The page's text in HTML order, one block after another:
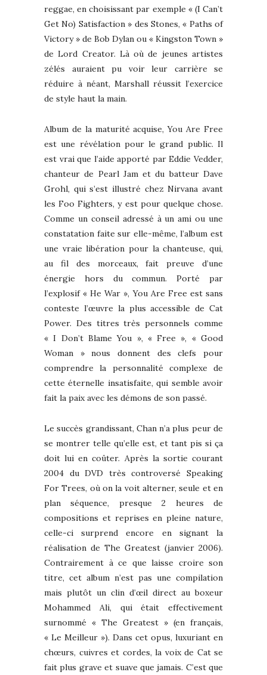
reggae, en choisissant par exemple « (I Can’t
Get No) Satisfaction » des Stones, « Paths of
Victory » de Bob Dylan ou « Kingston Town »
de Lord Creator. Là où de jeunes artistes
zélés auraient pu voir leur carrière se
réduire à néant, Marshall réussit l’exercice
de style haut la main.
Album de la maturité acquise, You Are Free
est une révélation pour le grand public. Il
est vrai que l’aide apporté par Eddie Vedder,
chanteur de Pearl Jam et du batteur Dave
Grohl, qui s’est illustré chez Nirvana avant
les Foo Fighters, y est pour quelque chose.
Comme un conseil adressé à un ami ou une
constatation faite sur elle-même, l’album est
une vraie libération pour la chanteuse, qui,
au fil des morceaux, fait preuve d’une
énergie hors du commun. Porté par
l’explosif « He War », You Are Free est sans
conteste l’œuvre la plus accessible de Cat
Power. Des titres très personnels comme
« I Don’t Blame You », « Free », « Good
Woman » nous donnent des clefs pour
comprendre la personnalité complexe de
cette éternelle insatisfaite, qui semble avoir
fait la paix avec les démons de son passé.
Le succès grandissant, Chan n’a plus peur de
se montrer telle qu’elle est, et tant pis si ça
doit lui en coûter. Après la sortie courant
2004 du DVD très controversé Speaking
For Trees, où on la voit alterner, seule et en
plan séquence, presque 2 heures de
compositions et reprises en pleine nature,
celle-ci surprend encore en signant la
réalisation de The Greatest (janvier 2006).
Contrairement à ce que laisse croire son
titre, cet album n’est pas une compilation
mais plutôt un clin d’œil direct au boxeur
Mohammed Ali, qui était effectivement
surnommé « The Greatest » (en français,
« Le Meilleur »). Dans cet opus, luxuriant en
chœurs, cuivres et cordes, la voix de Cat se
fait plus grave et suave que jamais. C’est que